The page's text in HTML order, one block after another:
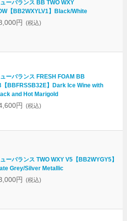
ーバランス BB TWO WXY
【BB2WXYLV1】Black/White
円 (税込)
ーバランス FRESH FOAM BB
【BBFRSSB32E】Dark Ice Wine with
and Hot Marigold
円 (税込)
ーバランス TWO WXY V5【BB2WYGY5】
Grey/Silver Metallic
円 (税込)